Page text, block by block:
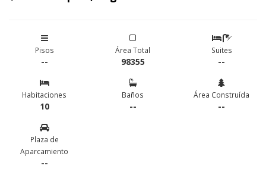
Pisos
--
Área Total
98355
Suites
--
Habitaciones
10
Baños
--
Área Construída
--
Plaza de
Aparcamiento
--